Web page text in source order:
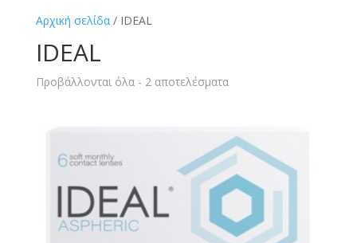
Αρχική σελίδα/ IDEAL
IDEAL
Προβάλλονται όλα - 2 αποτελέσματα